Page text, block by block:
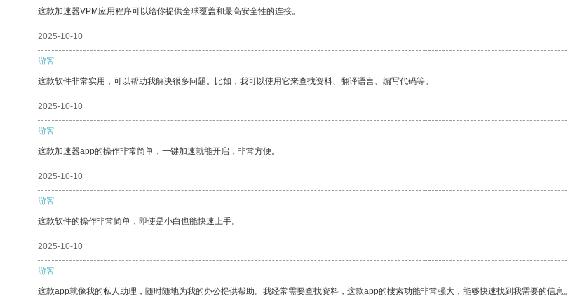
这款加速器VPM应用程序可以给你提供全球覆盖和最高安全性的连接。
2025-10-10
游客
这款软件非常实用，可以帮助我解决很多问题。比如，我可以使用它来查找资料、翻译语言、编写代码等。
2025-10-10
游客
这款加速器app的操作非常简单，一键加速就能开启，非常方便。
2025-10-10
游客
这款软件的操作非常简单，即使是小白也能快速上手。
2025-10-10
游客
这款app就像我的私人助理，随时随地为我的办公提供帮助。我经常需要查找资料，这款app的搜索功能非常强大，能够快速找到我需要的信息。